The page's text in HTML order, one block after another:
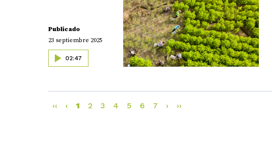
Publicado
23 septiembre 2025
02:47
‹‹ ‹ 1 2 3 4 5 6 7 › ››